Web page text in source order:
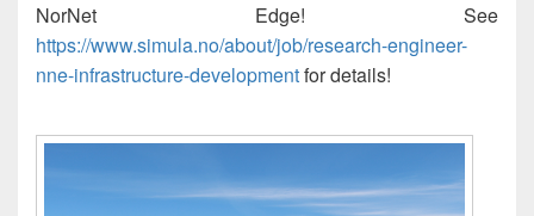
NorNet Edge! See
https://www.simula.no/about/job/research-engineer-
nne-infrastructure-developmentfor details!